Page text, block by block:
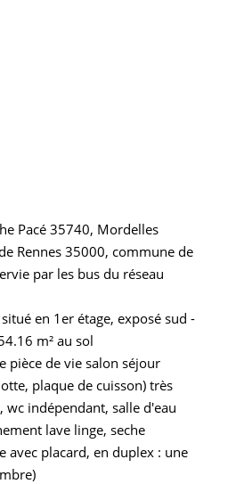
Pacé 35740, Mordelles
Rennes 35000, commune de
par les bus du réseau
en 1er étage, exposé sud -
m² au sol
pièce de vie salon séjour
plaque de cuisson) très
wc indépendant, salle d'eau
lave linge, seche
avec placard, en duplex : une